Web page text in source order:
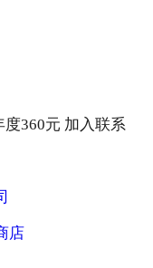
360元 加入联系
店